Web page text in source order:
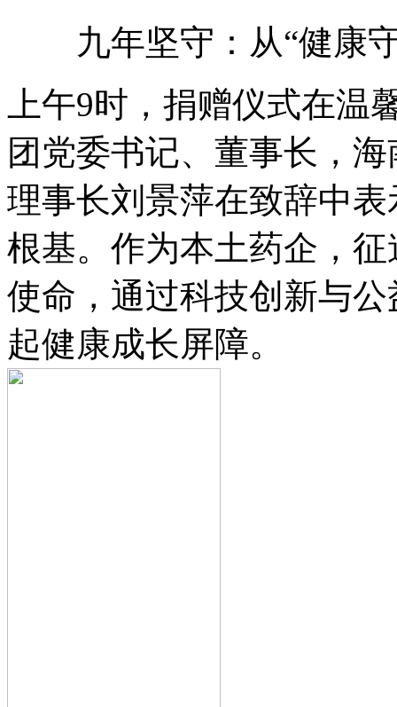
九年坚守：从“健康守
上午9时，捐赠仪式在
团党委书记、董事长，
理事长刘景萍在致辞中
根基。作为本土药企，
使命，通过科技创新与
起健康成长屏障。